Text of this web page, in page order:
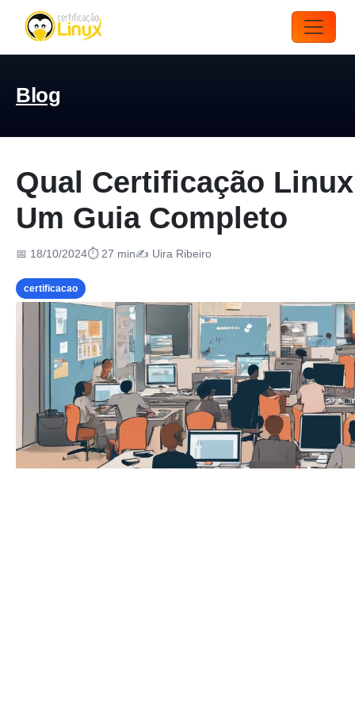
Blog
Qual Certificação
Um Guia Completo
📅 18/10/2024⏱ 27 min✍️ Uira Ribeiro
certificacao